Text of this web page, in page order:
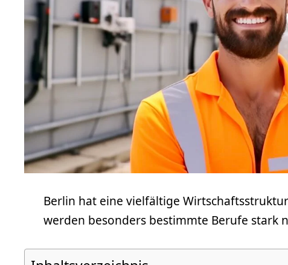
Berlin hat eine vielfältige
werden besonders bestimmte Berufe stark